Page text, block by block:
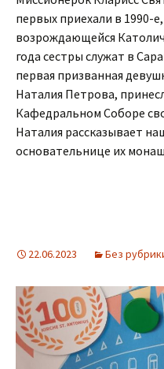
первых приехали в 1990-
возрождающейся
года сестры служат в
первая призванная
Наталия Петрова,
Кафедральном Соборе
Наталия рассказывает
основательнице их
22.06.2023 Без